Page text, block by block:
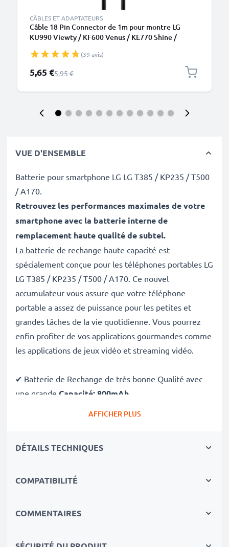
CÂBLES ET ADAPTATEURS
Câble 18 Pin Connector de 1m pour montre LG
KU990 Viewty / KF600 Venus / KE770 Shine /
charge noir en (39 avis)
Prix spécial
5,65 €Prix normal
5,95 €
VUE D'ENSEMBLE
Batterie pour smartphone LG LG T385 / KP235 / T500
/ A170.
Retrouvez les performances maximales de votre
smartphone avec la batterie interne de
remplacement haute qualité de subtel.
La batterie de rechange haute capacité est
spécialement conçue pour les téléphones portables LG
LG T385 / KP235 / T500 / A170. Ce nouvel
accumulateur vous assure que votre téléphone
portable a assez de puissance pour les petites et
grandes tâches de la vie quotidienne. Vous pourrez
enfin profiter de vos applications gourmandes comme
les applications de jeux vidéo et streaming vidéo.
✔ Batterie de Rechange de très bonne Qualité avec
une grande Capacité: 800mAh
Circuits, Surchauffes, Surtensions
contrôlées par des professionels compétants
531A LG
AFFICHER PLUS
DÉTAILS TECHNIQUES
COMPATIBILITÉ
COMMENTAIRES